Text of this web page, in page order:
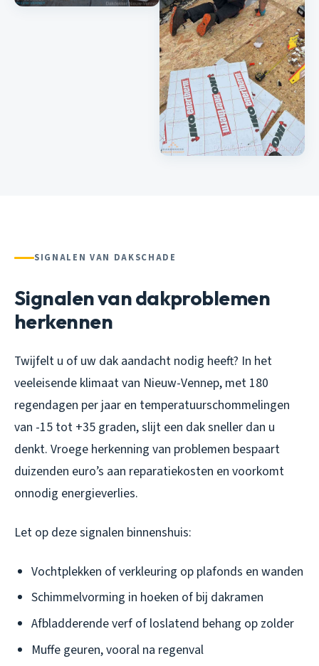
SIGNALEN VAN DAKSCHADE
Signalen van dakproblemen
herkennen
Twijfelt u of uw dak aandacht nodig heeft? In het
veeleisende klimaat van Nieuw-Vennep, met 180
regendagen per jaar en temperatuurschommelingen
van -15 tot +35 graden, slijt een dak sneller dan u
denkt. Vroege herkenning van problemen bespaart
duizenden euro’s aan reparatiekosten en voorkomt
onnodig energieverlies.
Let op deze signalen binnenshuis:
Vochtplekken of verkleuring op plafonds en wanden
Schimmelvorming in hoeken of bij dakramen
Afbladderende verf of loslatend behang op zolder
Muffe geuren, vooral na regenval